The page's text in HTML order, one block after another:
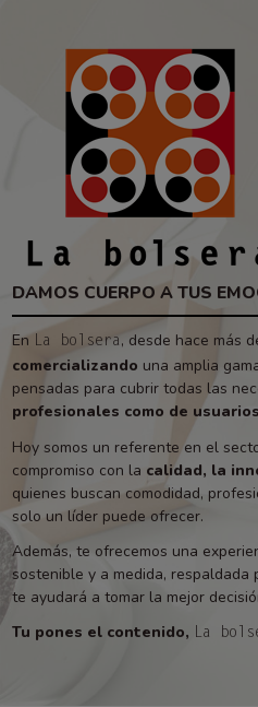
DAMOS CUERPO A TUS
En La bolsera , desde hace más
comercializando una amplia
pensadas para cubrir todas las
profesionales como de
Hoy somos un referente en el
compromiso con la calidad, la
quienes buscan comodidad,
solo un líder puede ofrecer.
Además, te ofrecemos una
sostenible y a medida,
te ayudará a tomar la mejor
Tu pones el contenido, La